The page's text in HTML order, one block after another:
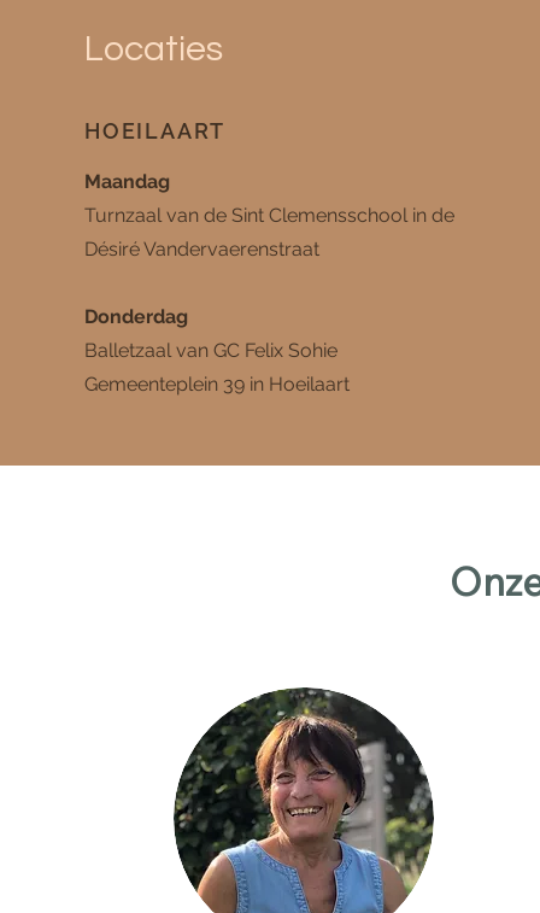
Locaties
HOEILAART
Maandag
Turnzaal van de Sint Clemensschool in de
Désiré Vandervaerenstraat
Donderdag
Balletzaal van GC Felix Sohie
Gemeenteplein 39 in Hoeilaart